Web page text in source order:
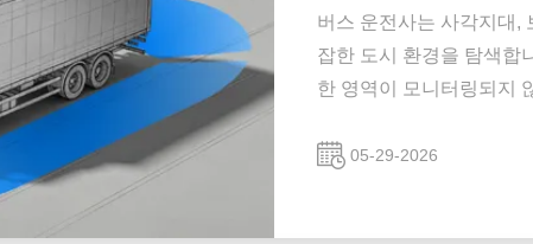
버스 운전사는 사각지대,
잡한 도시 환경을 탐색합
한 영역이 모니터링되지
니터링 시스템운전자, 승
05-29-2026